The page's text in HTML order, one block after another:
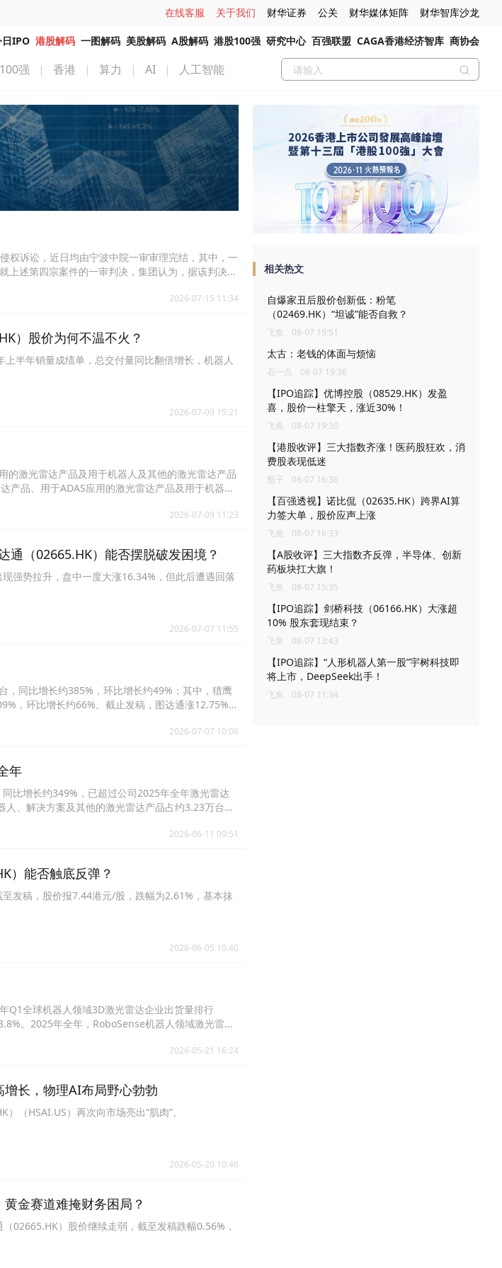
在线客服 关于我们 财华证券 公关 财华媒体矩阵 财华智库沙龙
日IPO 港股解码 一图解码 美股解码 A股解码 港股100强 研究中心 百强联盟 CAGA香港经济智库 商协会
强 | 香港 | 算力 | AI | 人工智能
权诉讼，近日均由宁波中院一审审理完结，其中，一
述第四宗案件的一审判决，集团认为，据该判决在
灵雀e1X类型激光雷达产品的一个光学零部件。根据
；第四宗案件的一审判决尚未生效、集团拟提起上
能力，董事会认为，上述诉讼整体不会对集团的业务
2026-07-15 11:34
）股价为何不温不火？
半年销量成绩单，总交付量同比翻倍增长，机器人
2026-07-09 15:21
的激光雷达产品及用于机器人及其他的激光雷达产品
品、用于ADAS应用的激光雷达产品及用于机器人
2026-07-09 11:23
通（02665.HK）能否摆脱破发困境？
强势拉升，盘中一度大涨16.34%，但此后遭遇回落
2026-07-07 11:55
，同比增长约385%，环比增长约49%；其中，猎鹰
，环比增长约66%。截止发稿，图达通涨12.75%，
2026-07-07 10:06
年
比增长约349%，已超过公司2025年全年激光雷达
、解决方案及其他的激光雷达产品占约3.23万台，
的激光雷达产品占约1.12万台，同比增长约
达通今日开盘后持续走低，一度跌逾13%，截至发
2026-06-11 09:51
）能否触底反弹？
发稿，股价报7.44港元/股，跌幅为2.61%，基本抹
2026-06-05 10:40
Q1全球机器人领域3D激光雷达企业出货量排行
。2025年全年，RoboSense机器人领域激光雷达
2026-05-21 16:24
增长，物理AI布局野心勃勃
（HSAI.US）再次向市场亮出“肌肉”。
2026-05-20 10:46
金赛道难掩财务困局？
）股价继续走弱，截至发稿跌幅0.56%，
相关热文
自爆家丑后股价创新低：粉笔
（02469.HK）“坦诚”能否自救？
飞鱼 08-07 19:51
太古：老钱的体面与烦恼
石一点 08-07 19:36
【IPO追踪】优博控股（08529.HK）发盈
喜，股价一柱擎天，涨近30%！
飞鱼 08-07 19:30
【港股收评】三大指数齐涨！医药股狂欢，消
费股表现低迷
瓶子 08-07 16:36
【百强透视】诺比侃（02635.HK）跨界AI算
力签大单，股价应声上涨
飞鱼 08-07 16:33
【A股收评】三大指数齐反弹，半导体、创新
药板块扛大旗！
飞鱼 08-07 15:35
【IPO追踪】剑桥科技（06166.HK）大涨超
10% 股东套现结束？
飞鱼 08-07 13:43
【IPO追踪】“人形机器人第一股”宇树科技即
将上市，DeepSeek出手！
飞鱼 08-07 11:34